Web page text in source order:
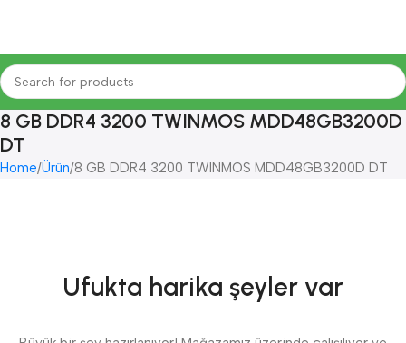
8 GB DDR4 3200 TWINMOS MDD48GB3200D
DT
Home Ürün 8 GB DDR4 3200 TWINMOS MDD48GB3200D DT
Ufukta harika şeyler var